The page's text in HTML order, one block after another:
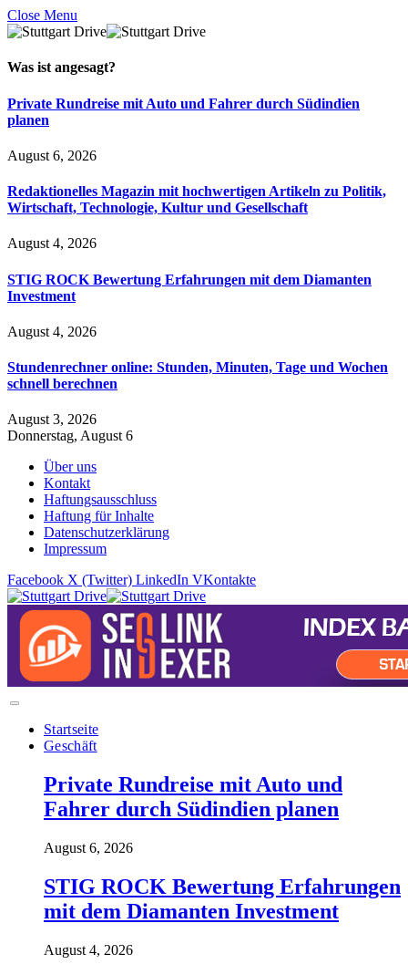
Close Menu
Was ist angesagt?
Private Rundreise mit Auto und Fahrer durch Südindien
planen
August 6, 2026
Redaktionelles Magazin mit hochwertigen Artikeln zu Politik,
Wirtschaft, Technologie, Kultur und Gesellschaft
August 4, 2026
STIG ROCK Bewertung Erfahrungen mit dem Diamanten
Investment
August 4, 2026
Stundenrechner online: Stunden, Minuten, Tage und Wochen
schnell berechnen
August 3, 2026
Donnerstag, August 6
Über uns
Kontakt
Haftungsausschluss
Haftung für Inhalte
Datenschutzerklärung
Impressum
Facebook X (Twitter) LinkedIn VKontakte
Startseite
Geschäft
Private Rundreise mit Auto und
Fahrer durch Südindien planen
August 6, 2026
STIG ROCK Bewertung Erfahrungen
mit dem Diamanten Investment
August 4, 2026